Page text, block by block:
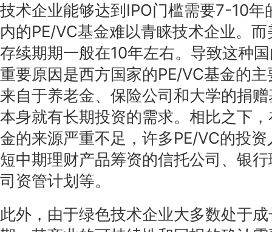
技术企业能够达到IPO门槛需要7-10年
内的PE/VC基金难以青睐技术企业。
存续期期一般在10年左右。导致这种
重要原因是西方国家的PE/VC基金的
来自于养老金、保险公司和大学的捐
本身就有长期投资的需求。相比之下
金的来源严重不足，许多PE/VC的投
短中期理财产品筹资的信托公司、银
司资管计划等。
此外，由于绿色技术企业大多数处于